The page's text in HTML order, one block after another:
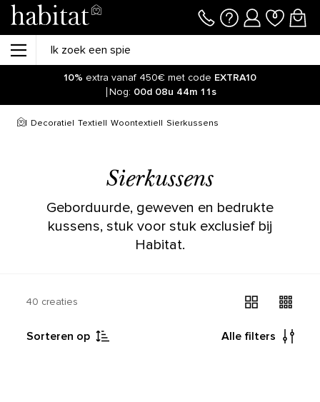
10% extra vanaf 450€ met code EXTRA10
Nog: 00d 08u 44m 10s
Decoratie Textiel Woontextiel Sierkussens
Sierkussens
Geborduurde, geweven en bedrukte
kussens, stuk voor stuk exclusief bij
Habitat.
40 creaties
Sorteren op Alle filters